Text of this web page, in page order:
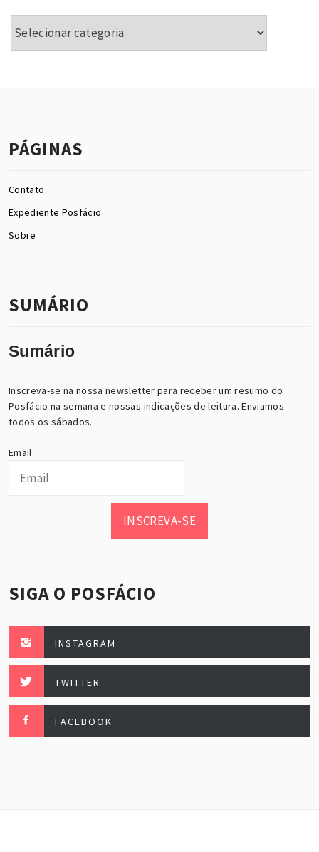
PÁGINAS
Contato
Expediente Posfácio
Sobre
SUMÁRIO
Sumário
Inscreva-se na nossa newsletter para receber um resumo do
Posfácio na semana e nossas indicações de leitura. Enviamos
todos os sábados.
Email
INSCREVA-SE
SIGA O POSFÁCIO
INSTAGRAM
TWITTER
FACEBOOK